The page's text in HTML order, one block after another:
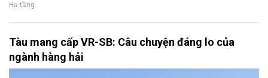
Hạ tầng
Tàu mang cấp VR-SB: Câu chuyện đáng lo của
ngành hàng hải